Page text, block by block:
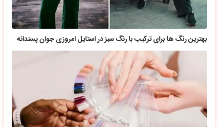
بهترین رنگ ها برای ترکیب با رنگ سبز در استایل امروزی جوان پسندانه